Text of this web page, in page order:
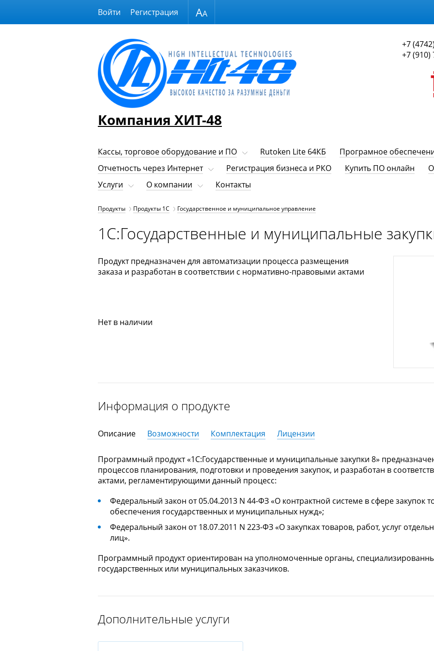
Размер шрифта
Компания ХИТ-48
+7
+7 (910)
Войти Регистрация
Кассы, торговое оборудование и ПО Rutoken Lite 64КБ
Програмное
Отчетность через Интернет
Регистрация бизнеса и РКО Купить ПО онлайн
Услуги
О компании Контакты
Продукты Продукты 1С Государственное и муниципальное управление
1С:Государственные и муниципальные
Продукт предназначен для автоматизации процесса размещения
заказа и разработан в соответствии с нормативно-правовыми актами
Нет в наличии
Информация о продукте
Описание Возможности Комплектация Лицензии
Программный продукт «1С:Государственные и муниципальные закупки 8»
процессов планирования, подготовки и проведения закупок, и разработан в
актами, регламентирующими данный процесс:
Федеральный закон от 05.04.2013 N 44-ФЗ «О контрактной системе в сфере закупок
обеспечения государственных и муниципальных нужд»;
Федеральный закон от 18.07.2011 N 223-ФЗ «О закупках товаров, работ, услуг
лиц».
Программный продукт ориентирован на уполномоченные органы,
государственных или муниципальных заказчиков.
Программный продукт «1С:Государственные и муниципальные закупки 8»
государственных и муниципальных учреждениях разного уровня, закупочная
Программный продукт «1С:Государственные и муниципальные закупки 8» включает
Клиентские лицензии (дополнительные многопользовательские лицензии) в
прикладных решений на тех же рабочих местах требуется приобрести лишь
конфигурацию. Тем самым обеспечивается независимая масштабируемость по
по клиентским рабочим местам.
Дополнительные услуги